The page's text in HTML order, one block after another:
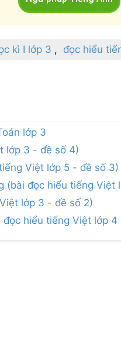
kì I lớp 3 đọc hiểu
lớp 3
lớp 3 - đề số 4)
Việt lớp 5 - đề số 3)
(bài đọc hiểu tiếng Việt
lớp 3 - đề số 2)
hiểu tiếng Việt lớp 4